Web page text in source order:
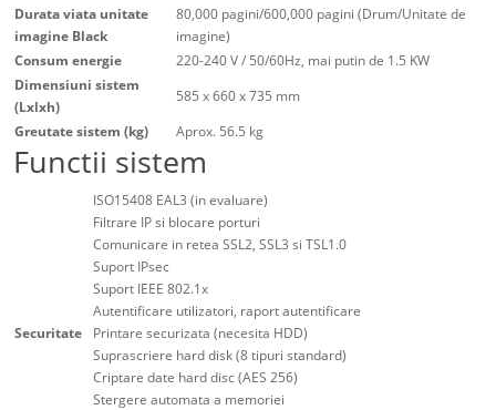
Durata viata unitate
imagine Black
80,000 pagini/600,000 pagini (Drum/Unitate de
imagine)
Consum energie
220-240 V / 50/60Hz, mai putin de 1.5 KW
Dimensiuni sistem
(Lxlxh)
585 x 660 x 735 mm
Greutate sistem (kg)
Aprox. 56.5 kg
Functii sistem
Securitate
ISO15408 EAL3 (in evaluare)
Filtrare IP si blocare porturi
Comunicare in retea SSL2, SSL3 si TSL1.0
Suport IPsec
Suport IEEE 802.1x
Autentificare utilizatori, raport autentificare
Printare securizata (necesita HDD)
Suprascriere hard disk (8 tipuri standard)
Criptare date hard disc (AES 256)
Stergere automata a memoriei